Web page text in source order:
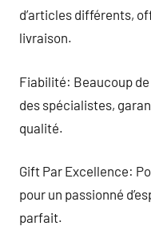
d’articles différents,
livraison.
Fiabilité: Beaucoup
des spécialistes,
qualité.
Gift Par Excellence:
pour un passionné
parfait.